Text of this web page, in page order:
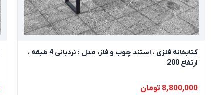
کتابخانه فلزی ، استند چوب و فلز، مدل : نردبانی 4 طبقه ،
ارتفاع 200
8,800,000 تومان